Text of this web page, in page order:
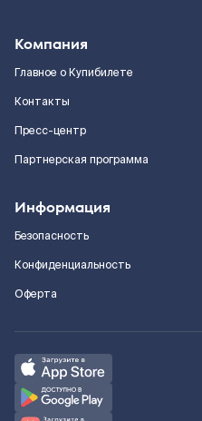
Компания
Главное о Купибилете
Контакты
Пресс-центр
Партнерская программа
Информация
Безопасность
Конфиденциальность
Оферта